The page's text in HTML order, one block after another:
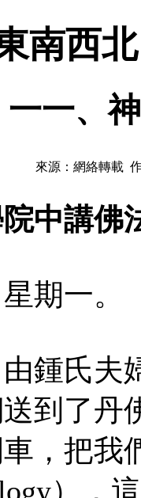
南西
一一、
來源：網絡轉載
中講佛
期一。
氏夫
到了丹
，把
），